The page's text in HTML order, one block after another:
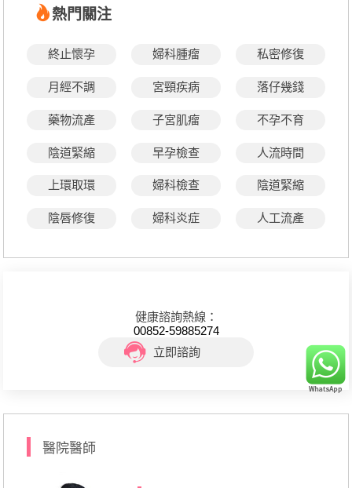
熱門關注
終止懷孕 婦科腫瘤 私密修復
月經不調 宮頸疾病 落仔幾錢
藥物流產 子宮肌瘤 不孕不育
陰道緊縮 早孕檢查 人流時間
上環取環 婦科檢查 陰道緊縮
陰唇修復 婦科炎症 人工流產
健康諮詢熱線：
00852-59885274
立即諮詢
醫院醫師